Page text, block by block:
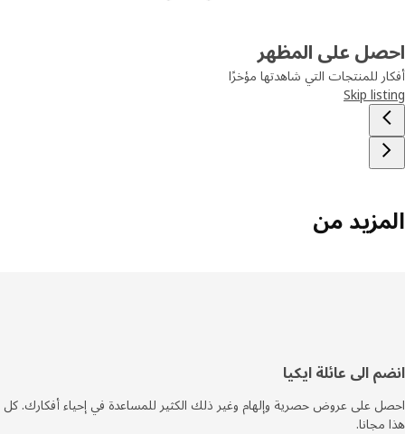
على المظهر
للمنتجات التي شاهدتها مؤخرًا
Skip
من
الى عائلة ايكيا
على عروض حصرية وإلهام وغير ذلك الكثير للمساعدة في إحياء أفكارك. كل